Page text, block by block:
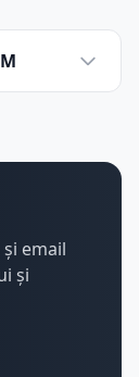
email
și